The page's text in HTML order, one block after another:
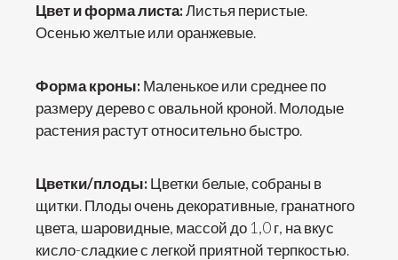
Цвет и форма листа:Листья перистые.
Осенью желтые или оранжевые.
Форма кроны:Маленькое или среднее по
размеру дерево с овальной кроной. Молодые
растения растут относительно быстро.
Цветки/плоды:Цветки белые, собраны в
щитки. Плоды очень декоративные, гранатного
цвета, шаровидные, массой до 1,0 г, на вкус
кисло-сладкие с легкой приятной терпкостью.